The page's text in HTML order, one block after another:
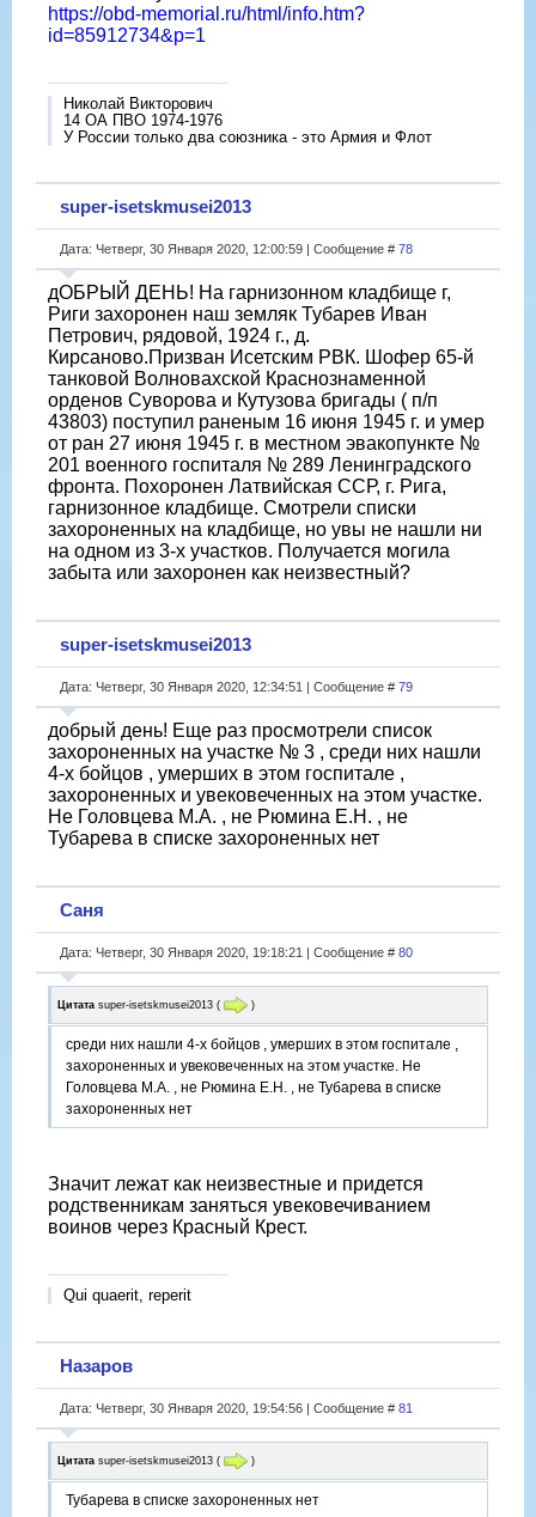
https://obd-memorial.ru/html/info.htm?
id=85912734&p=1
Николай Викторович
14 ОА ПВО 1974-1976
У России только два союзника - это Армия и Флот
super-isetskmusei2013
Дата: Четверг, 30 Января 2020, 12:00:59 | Сообщение # 78
дОБРЫЙ ДЕНЬ! На гарнизонном кладбище г,
Риги захоронен наш земляк Тубарев Иван
Петрович, рядовой, 1924 г., д.
Кирсаново.Призван Исетским РВК. Шофер 65-й
танковой Волновахской Краснознаменной
орденов Суворова и Кутузова бригады ( п/п
43803) поступил раненым 16 июня 1945 г. и умер
от ран 27 июня 1945 г. в местном эвакопункте №
201 военного госпиталя № 289 Ленинградского
фронта. Похоронен Латвийская ССР, г. Рига,
гарнизонное кладбище. Смотрели списки
захороненных на кладбище, но увы не нашли ни
на одном из 3-х участков. Получается могила
забыта или захоронен как неизвестный?
super-isetskmusei2013
Дата: Четверг, 30 Января 2020, 12:34:51 | Сообщение # 79
добрый день! Еще раз просмотрели список
захороненных на участке № 3 , среди них нашли
4-х бойцов , умерших в этом госпитале ,
захороненных и увековеченных на этом участке.
Не Головцева М.А. , не Рюмина Е.Н. , не
Тубарева в списке захороненных нет
Саня
Дата: Четверг, 30 Января 2020, 19:18:21 | Сообщение # 80
Цитата super-isetskmusei2013 ( )
среди них нашли 4-х бойцов , умерших в этом госпитале ,
захороненных и увековеченных на этом участке. Не
Головцева М.А. , не Рюмина Е.Н. , не Тубарева в списке
захороненных нет
Значит лежат как неизвестные и придется
родственникам заняться увековечиванием
воинов через Красный Крест.
Qui quaerit, reperit
Назаров
Дата: Четверг, 30 Января 2020, 19:54:56 | Сообщение # 81
Цитата super-isetskmusei2013 ( )
Тубарева в списке захороненных нет